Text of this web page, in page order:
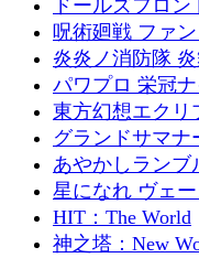
ドールズフロン
呪術廻戦 ファ
炎炎ノ消防隊
パワプロ 栄冠
東方幻想エクリ
グランドサマナ
あやかしランブ
星になれ ヴェ
HIT：The World
神之塔：New